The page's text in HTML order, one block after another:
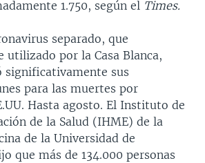
1.750, según el Times.
separado, que
por la Casa Blanca,
significativamente sus
para las muertes por
Hasta agosto. El Instituto de
de la Salud (IHME) de la
de la Universidad de
que más de 134.000 personas